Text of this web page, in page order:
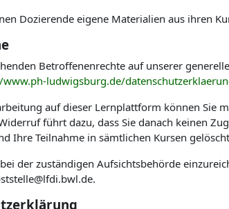
Dozierende eigene Materialien aus ihren
Betroffenenrechte auf unserer
ludwigsburg.de/
auf dieser Lernplattform können Sie
führt dazu, dass Sie danach keinen
Ihre Teilnahme in sämtlichen Kursen
der zuständigen Aufsichtsbehörde